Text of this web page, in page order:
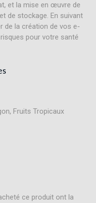
et la mise en œuvre de
de stockage. En suivant
de la création de vos e-
pour votre santé
Fruits Tropicaux
ce produit ont la